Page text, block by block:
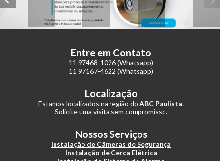
Interior SP - Itupeva
Interior SP - Jundiaí
Interior SP - Salto
Interior SP - Valinhos
Interior SP - Vinhedo
Entre em Contato
11 97468-1026 (Whatsapp)
11 97167-4622 (Whatsapp)
Localização
Estamos localizados na região do ABC Paulista.
Solicite uma visita sem compromisso.
Nossos Serviços
Instalação de Câmeras de Segurança
Instalação de Cerca Elétrica